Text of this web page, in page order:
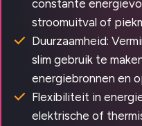
constante
stroomuitval of
Duurzaamheid:
slim gebruik te
energiebronnen en
Flexibiliteit in
elektrische of